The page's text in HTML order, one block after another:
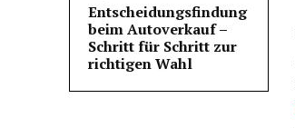
Entscheidungsfindung
beim Autoverkauf –
Schritt für Schritt zur
richtigen Wahl